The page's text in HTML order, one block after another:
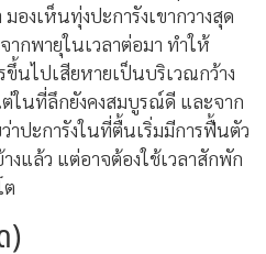
องเห็นทุ่งปะการังเขากวางสุด
กพายุในเวลาต่อมา ทำให้
นไปเสียหายเป็นบริเวณกว้าง
ในที่ลึกยังคงสมบูรณ์ดี และจาก
าปะการังในที่ตื้นเริ่มมีการฟื้นตัว
แล้ว แต่อาจต้องใช้เวลาสักพัก
)